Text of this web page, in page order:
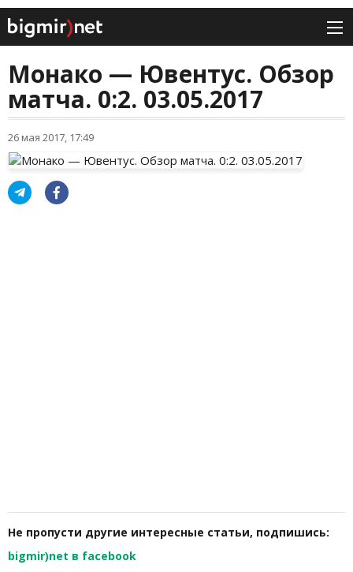
Монако — Ювентус. Обзор
матча. 0:2. 03.05.2017
26 мая 2017, 17:49
Не пропусти другие интересные статьи, подпишись:
bigmir)net в facebook